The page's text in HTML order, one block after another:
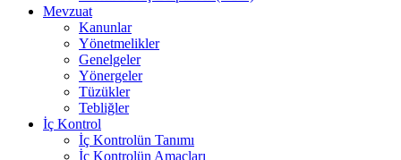
Mevzuat
Kanunlar
Yönetmelikler
Genelgeler
Yönergeler
Tüzükler
Tebliğler
İç Kontrol
İç Kontrolün Tanımı
İç Kontrolün Amaçları